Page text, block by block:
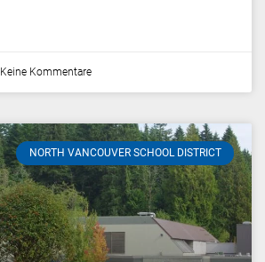
Keine Kommentare
NORTH VANCOUVER SCHOOL DISTRICT